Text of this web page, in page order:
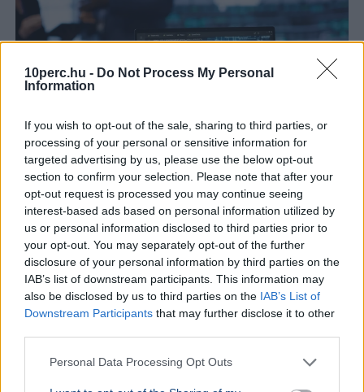
10perc.hu - Do Not Process My Personal
Information
If you wish to opt-out of the sale, sharing to third parties, or
processing of your personal or sensitive information for
targeted advertising by us, please use the below opt-out
section to confirm your selection. Please note that after your
opt-out request is processed you may continue seeing
interest-based ads based on personal information utilized by
us or personal information disclosed to third parties prior to
your opt-out. You may separately opt-out of the further
disclosure of your personal information by third parties on the
IAB’s list of downstream participants. This information may
also be disclosed by us to third parties on the IAB’s List of
Downstream Participants that may further disclose it to other
Personal Data Processing Opt Outs
Mesterséges intelligencia
Tanács Zoltán bejelentette a mihivatal.gov.hu honlap
indulását, ahol az emberek MI-vel kapcsolatos
kérdéseket tehetnek fel és panaszt is bejelenthetnek.
Bővebben...
TECH 2026. augusztus 7.